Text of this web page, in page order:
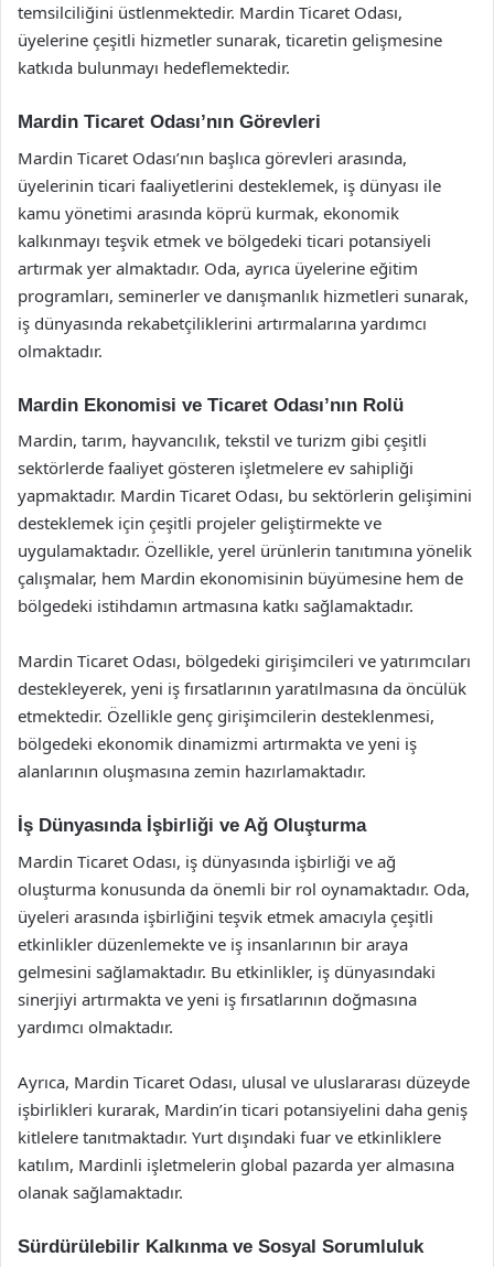
temsilciliğini üstlenmektedir. Mardin Ticaret Odası,
üyelerine çeşitli hizmetler sunarak, ticaretin gelişmesine
katkıda bulunmayı hedeflemektedir.
Mardin Ticaret Odası’nın Görevleri
Mardin Ticaret Odası’nın başlıca görevleri arasında,
üyelerinin ticari faaliyetlerini desteklemek, iş dünyası ile
kamu yönetimi arasında köprü kurmak, ekonomik
kalkınmayı teşvik etmek ve bölgedeki ticari potansiyeli
artırmak yer almaktadır. Oda, ayrıca üyelerine eğitim
programları, seminerler ve danışmanlık hizmetleri sunarak,
iş dünyasında rekabetçiliklerini artırmalarına yardımcı
olmaktadır.
Mardin Ekonomisi ve Ticaret Odası’nın Rolü
Mardin, tarım, hayvancılık, tekstil ve turizm gibi çeşitli
sektörlerde faaliyet gösteren işletmelere ev sahipliği
yapmaktadır. Mardin Ticaret Odası, bu sektörlerin gelişimini
desteklemek için çeşitli projeler geliştirmekte ve
uygulamaktadır. Özellikle, yerel ürünlerin tanıtımına yönelik
çalışmalar, hem Mardin ekonomisinin büyümesine hem de
bölgedeki istihdamın artmasına katkı sağlamaktadır.
Mardin Ticaret Odası, bölgedeki girişimcileri ve yatırımcıları
destekleyerek, yeni iş fırsatlarının yaratılmasına da öncülük
etmektedir. Özellikle genç girişimcilerin desteklenmesi,
bölgedeki ekonomik dinamizmi artırmakta ve yeni iş
alanlarının oluşmasına zemin hazırlamaktadır.
İş Dünyasında İşbirliği ve Ağ Oluşturma
Mardin Ticaret Odası, iş dünyasında işbirliği ve ağ
oluşturma konusunda da önemli bir rol oynamaktadır. Oda,
üyeleri arasında işbirliğini teşvik etmek amacıyla çeşitli
etkinlikler düzenlemekte ve iş insanlarının bir araya
gelmesini sağlamaktadır. Bu etkinlikler, iş dünyasındaki
sinerjiyi artırmakta ve yeni iş fırsatlarının doğmasına
yardımcı olmaktadır.
Ayrıca, Mardin Ticaret Odası, ulusal ve uluslararası düzeyde
işbirlikleri kurarak, Mardin’in ticari potansiyelini daha geniş
kitlelere tanıtmaktadır. Yurt dışındaki fuar ve etkinliklere
katılım, Mardinli işletmelerin global pazarda yer almasına
olanak sağlamaktadır.
Sürdürülebilir Kalkınma ve Sosyal Sorumluluk